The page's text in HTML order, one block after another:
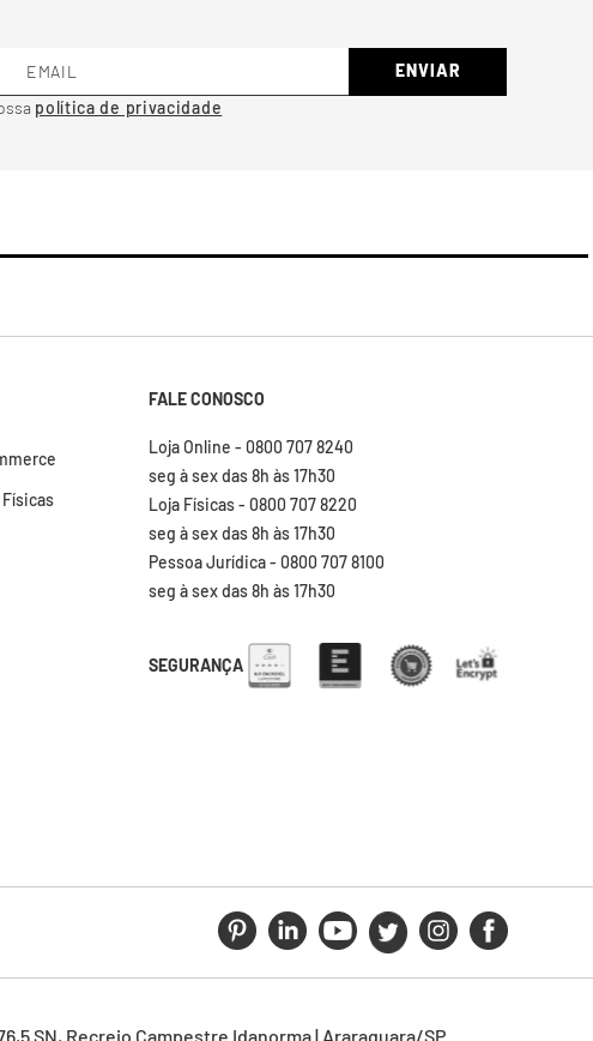
ENVIAR
FALE CONOSCO
Loja Online - 0800 707 8240
seg à sex das 8h às 17h30
Loja Físicas - 0800 707 8220
seg à sex das 8h às 17h30
Pessoa Jurídica - 0800 707 8100
seg à sex das 8h às 17h30
SEGURANÇA
SN, Recreio Campestre Idanorma | Araraquara/SP